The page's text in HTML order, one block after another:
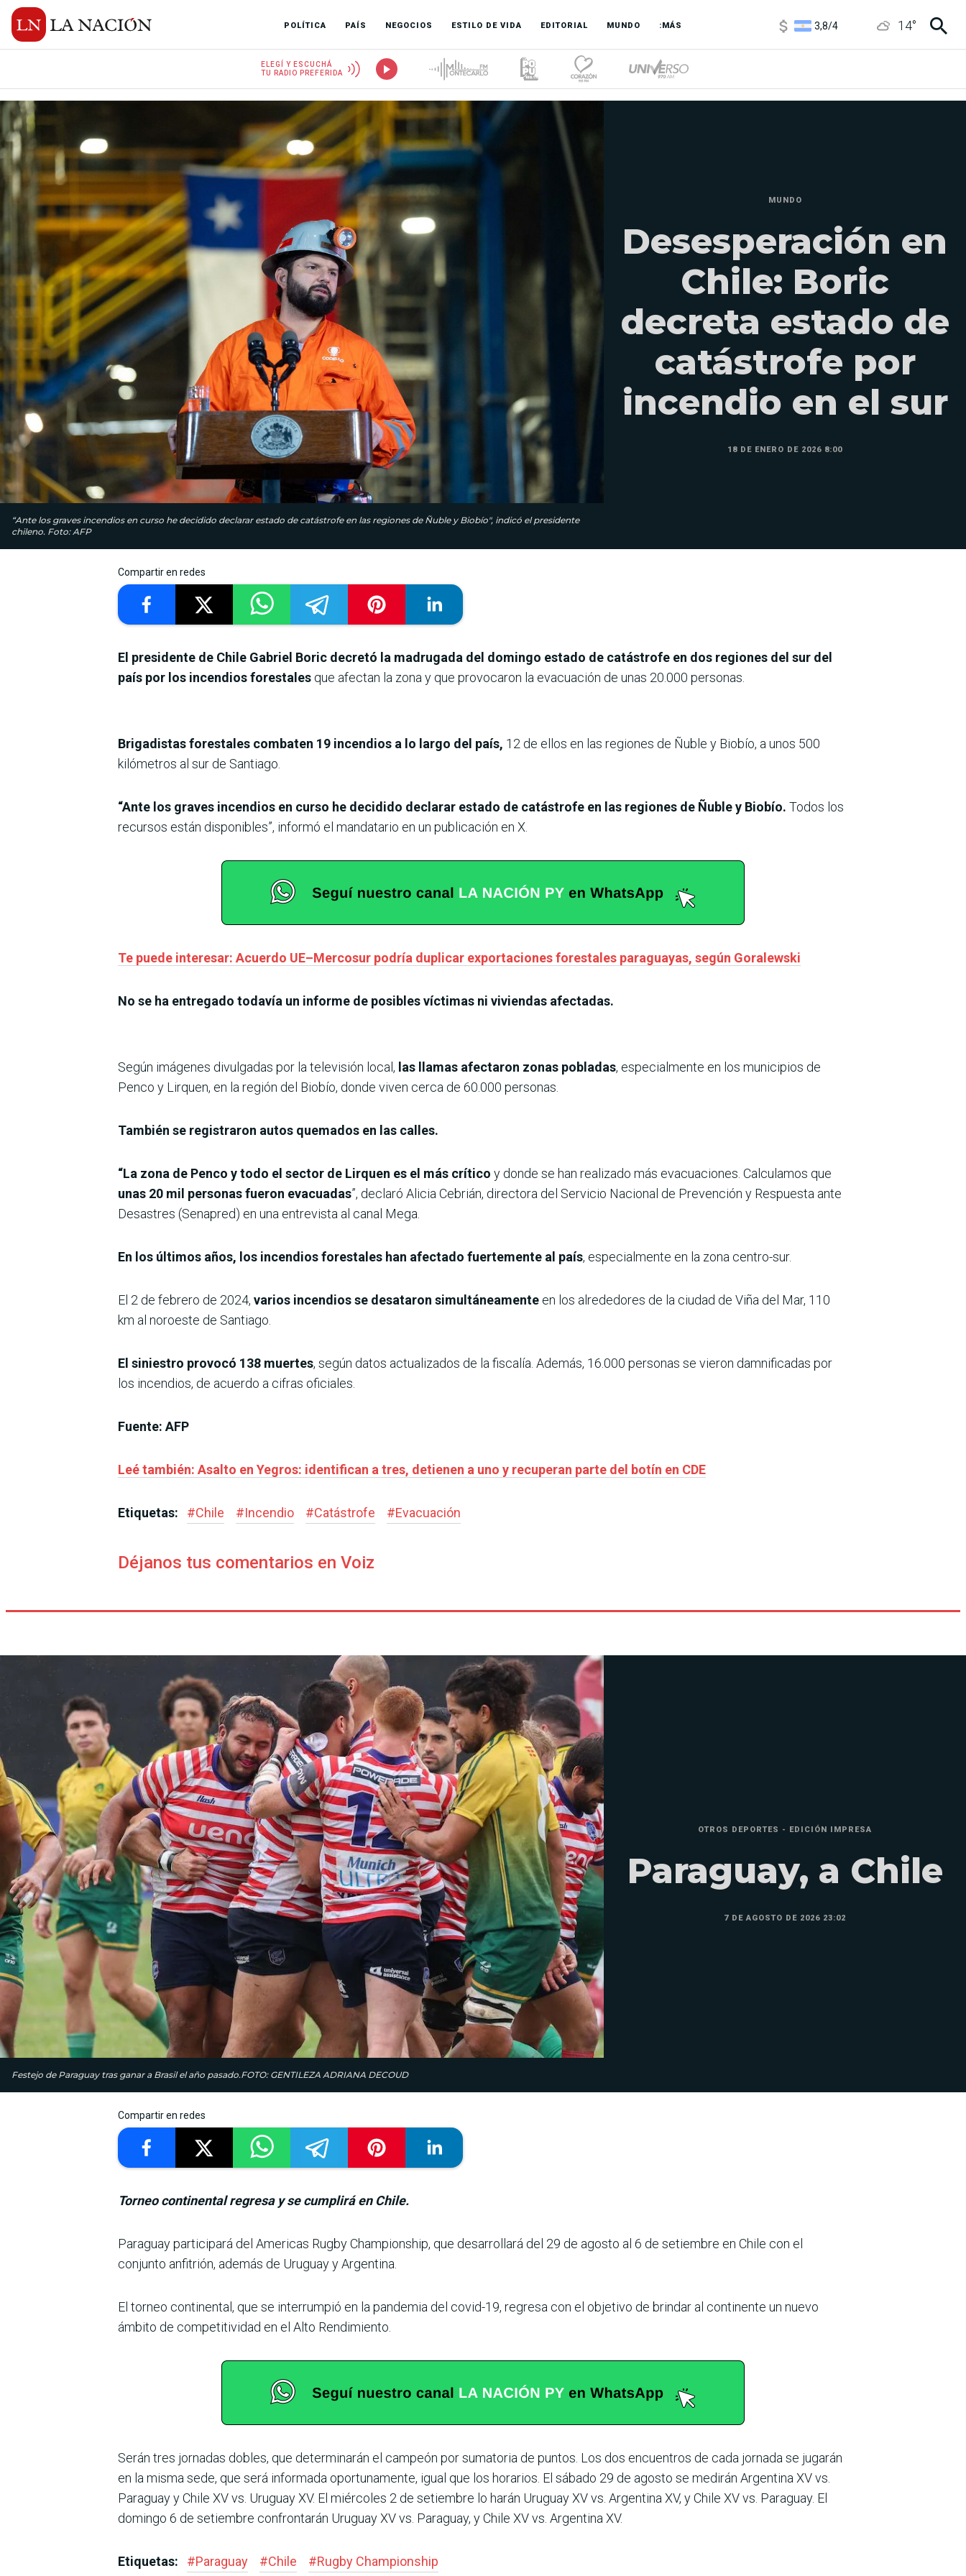
POLÍTICA PAÍS NEGOCIOS ESTILO DE VIDA EDITORIAL MUNDO :MÁS
6850/ 14°
ELEGÍ Y ESCUCHÁ
TU RADIO PREFERIDA
“Ante los graves incendios en curso he decidido declarar estado de catástrofe en las regiones de Ñuble y Biobío", indicó el presidente
chileno. Foto: AFP
MUNDO
Desesperación en
Chile: Boric
decreta estado de
catástrofe por
incendio en el sur
18 DE ENERO DE 2026 8:00
Compartir en redes
El presidente de Chile Gabriel Boric decretó la madrugada del domingo estado de catástrofe en dos regiones del sur del
país por los incendios forestales que afectan la zona y que provocaron la evacuación de unas 20.000 personas.
Brigadistas forestales combaten 19 incendios a lo largo del país, 12 de ellos en las regiones de Ñuble y Biobío, a unos 500
kilómetros al sur de Santiago.
“Ante los graves incendios en curso he decidido declarar estado de catástrofe en las regiones de Ñuble y Biobío. Todos los
recursos están disponibles”, informó el mandatario en un publicación en X.
Te puede interesar: Acuerdo UE–Mercosur podría duplicar exportaciones forestales paraguayas, según Goralewski
No se ha entregado todavía un informe de posibles víctimas ni viviendas afectadas.
Según imágenes divulgadas por la televisión local, las llamas afectaron zonas pobladas, especialmente en los municipios de
Penco y Lirquen, en la región del Biobío, donde viven cerca de 60.000 personas.
También se registraron autos quemados en las calles.
“La zona de Penco y todo el sector de Lirquen es el más crítico y donde se han realizado más evacuaciones. Calculamos que
unas 20 mil personas fueron evacuadas”, declaró Alicia Cebrián, directora del Servicio Nacional de Prevención y Respuesta ante
Desastres (Senapred) en una entrevista al canal Mega.
En los últimos años, los incendios forestales han afectado fuertemente al país, especialmente en la zona centro-sur.
El 2 de febrero de 2024, varios incendios se desataron simultáneamente en los alrededores de la ciudad de Viña del Mar, 110
km al noroeste de Santiago.
El siniestro provocó 138 muertes, según datos actualizados de la fiscalía. Además, 16.000 personas se vieron damnificadas por
los incendios, de acuerdo a cifras oficiales.
Fuente: AFP
Leé también: Asalto en Yegros: identifican a tres, detienen a uno y recuperan parte del botín en CDE
Etiquetas: #Chile #Incendio #Catástrofe #Evacuación
Déjanos tus comentarios en Voiz
Festejo de Paraguay tras ganar a Brasil el año pasado.FOTO: GENTILEZA ADRIANA DECOUD
OTROS DEPORTES - EDICIÓN IMPRESA
Paraguay, a Chile
7 DE AGOSTO DE 2026 23:02
Compartir en redes
Torneo continental regresa y se cumplirá en Chile.
Paraguay participará del Americas Rugby Champions­hip, que desarrollará del 29 de agosto al 6 de setiembre en Chile con el
conjunto anfi­trión, además de Uruguay y Argentina.
El torneo continental, que se interrumpió en la pan­demia del covid-19, regresa con el objetivo de brindar al continente un nuevo
ámbito de competitividad en el Alto Rendimiento.
Serán tres jornadas dobles, que determinarán el cam­peón por sumatoria de pun­tos. Los dos encuentros de cada jornada se jugarán
en la misma sede, que será infor­mada oportunamente, igual que los horarios. El sábado 29 de agosto se medirán Argen­tina XV vs.
Paraguay y Chile XV vs. Uruguay XV. El miér­coles 2 de setiembre lo harán Uruguay XV vs. Argentina XV, y Chile XV vs. Paraguay. El
domingo 6 de setiembre confrontarán Uruguay XV vs. Paraguay, y Chile XV vs. Argentina XV.
Etiquetas: #Paraguay #Chile #Rugby Champions­hip